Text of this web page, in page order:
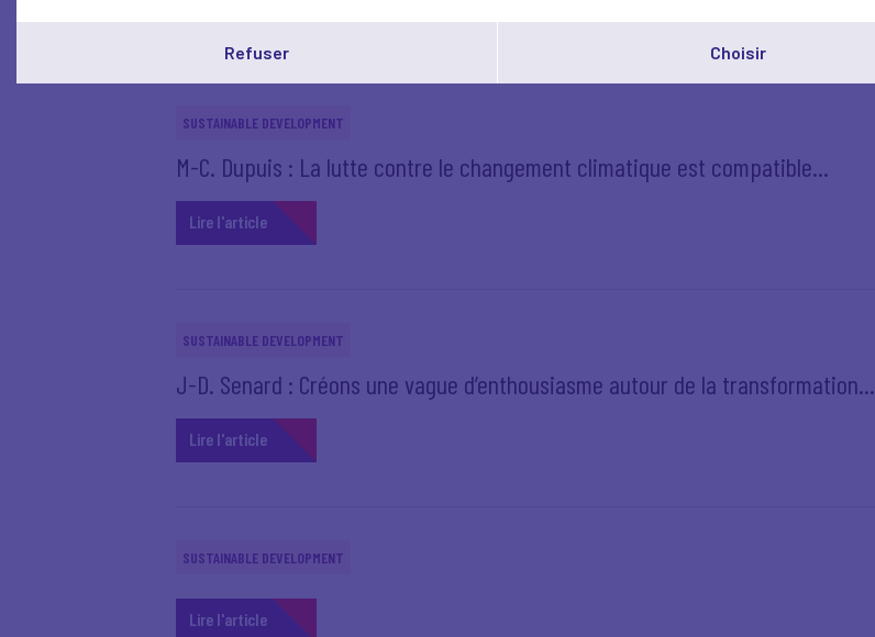
SUSTAINABLE DEVELOPMENT
M-C. Dupuis : La lutte contre le changement climatique est compatible...
Lire l'article
SUSTAINABLE DEVELOPMENT
J-D. Senard : Créons une vague d’enthousiasme autour de la transformation...
Lire l'article
SUSTAINABLE DEVELOPMENT
Lire l'article
Refuser Choisir